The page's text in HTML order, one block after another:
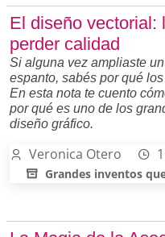
El diseño vectorial:
perder calidad
Si alguna vez ampliaste
espanto, sabés por qué
En esta nota te cuento
por qué es uno de los
diseño gráfico.
Veronica Otero
Grandes inventos